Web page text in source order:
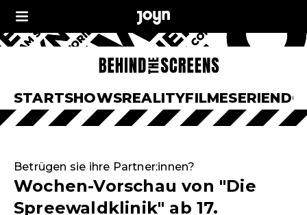
STARTSHOWSREALITYFILMESERIEN
Betrügen sie ihre Partner:innen?
Wochen-Vorschau von "Die
Spreewaldklinik" ab 17.